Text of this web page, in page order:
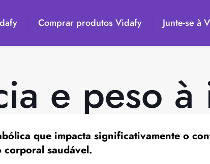
Comprar produtos Vidafy Junte-se à
e peso
que impacta significativamente o
corporal saudável.